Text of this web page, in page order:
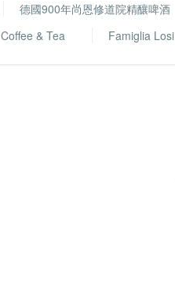
德國900年尚恩修道院精釀啤酒
Coffee & Tea Famiglia Losi